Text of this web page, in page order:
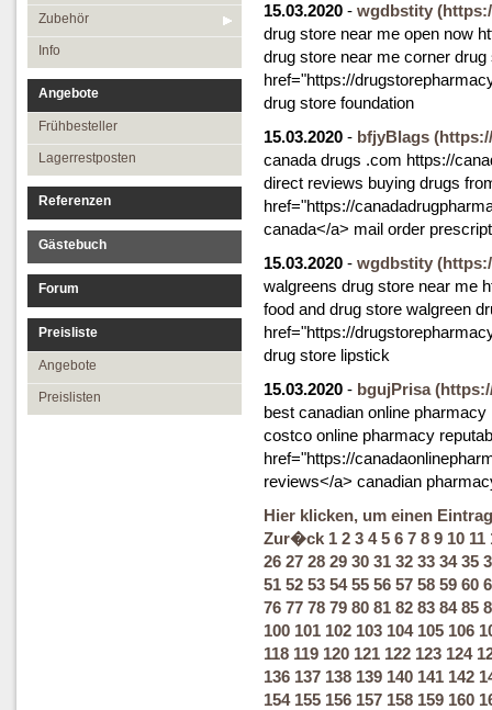
Zubehör
Info
Angebote
Frühbesteller
Lagerrestposten
Referenzen
Gästebuch
Forum
Preisliste
Angebote
Preislisten
15.03.2020 - wgdbstity
drug store near me open now
drug store near me corner drug
href="https://
drug store foundation
15.03.2020 - bfjyBlags
canada drugs .com https://
direct reviews buying drugs
href="https://
canada</a> mail order
15.03.2020 - wgdbstity
walgreens drug store near me
food and drug store walgreen
href="https://
drug store lipstick
15.03.2020 - bgujPrisa
best canadian online
costco online pharmacy
href="https://
reviews</a> canadian
Hier klicken, um einen
Zur�ck 1 2 3 4 5 6 7 8 9 10 11
26 27 28 29 30 31 32 33 34 35
51 52 53 54 55 56 57 58 59 60
76 77 78 79 80 81 82 83 84 85
100 101 102 103 104 105 106
118 119 120 121 122 123 124
136 137 138 139 140 141 142
154 155 156 157 158 159 160